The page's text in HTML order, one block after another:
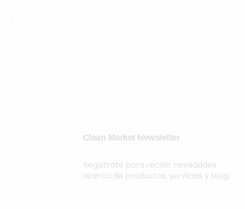
Clean Market Newsletter
Registrate para recibir novedades
acerca de productos, servicios y blog.